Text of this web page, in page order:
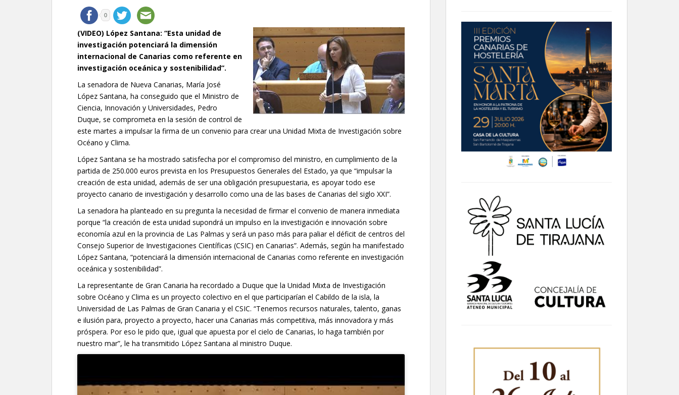
0
(VIDEO) López Santana: “Esta unidad de
investigación potenciará la dimensión
internacional de Canarias como referente en
investigación oceánica y sostenibilidad”.
La senadora de Nueva Canarias, María José
López Santana, ha conseguido que el Ministro de
Ciencia, Innovación y Universidades, Pedro
Duque, se comprometa en la sesión de control de
este martes a impulsar la firma de un convenio para crear una Unidad Mixta de Investigación sobre
Océano y Clima.
López Santana se ha mostrado satisfecha por el compromiso del ministro, en cumplimiento de la
partida de 250.000 euros prevista en los Presupuestos Generales del Estado, ya que “impulsar la
creación de esta unidad, además de ser una obligación presupuestaria, es apoyar todo ese
proyecto canario de investigación y desarrollo como una de las bases de Canarias del siglo XXI”.
La senadora ha planteado en su pregunta la necesidad de firmar el convenio de manera inmediata
porque “la creación de esta unidad supondrá un impulso en la investigación e innovación sobre
economía azul en la provincia de Las Palmas y será un paso más para paliar el déficit de centros del
Consejo Superior de Investigaciones Científicas (CSIC) en Canarias”. Además, según ha manifestado
López Santana, “potenciará la dimensión internacional de Canarias como referente en investigación
oceánica y sostenibilidad”.
La representante de Gran Canaria ha recordado a Duque que la Unidad Mixta de Investigación
sobre Océano y Clima es un proyecto colectivo en el que participarían el Cabildo de la isla, la
Universidad de Las Palmas de Gran Canaria y el CSIC. “Tenemos recursos naturales, talento, ganas
e ilusión para, proyecto a proyecto, hacer una Canarias más competitiva, más innovadora y más
próspera. Por eso le pido que, igual que apuesta por el cielo de Canarias, lo haga también por
nuestro mar”, le ha transmitido López Santana al ministro Duque.